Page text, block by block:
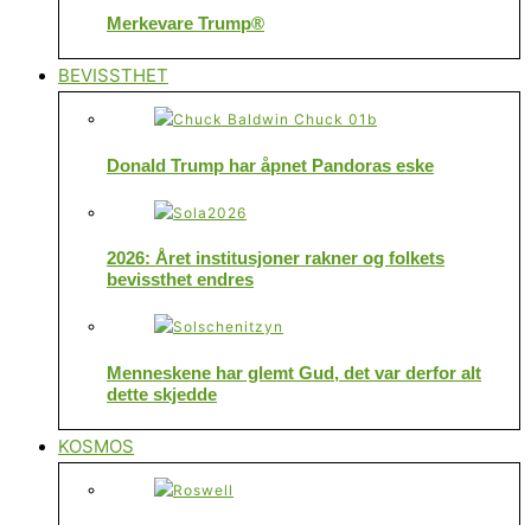
Merkevare Trump®
BEVISSTHET
Donald Trump har åpnet Pandoras eske
2026: Året institusjoner rakner og folkets
bevissthet endres
Menneskene har glemt Gud, det var derfor alt
dette skjedde
KOSMOS